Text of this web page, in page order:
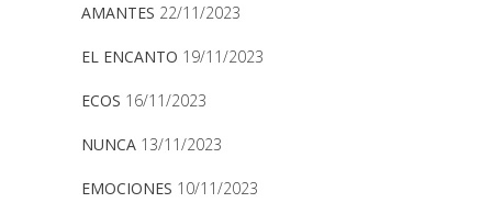
AMANTES 22/11/2023
EL ENCANTO 19/11/2023
ECOS 16/11/2023
NUNCA 13/11/2023
EMOCIONES 10/11/2023